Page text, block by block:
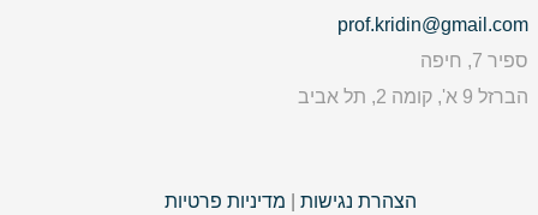
prof.kridin@gmail.com
ספיר 7, חיפה
הברזל 9 א', קומה 2, תל אביב
הצהרת נגישות מדיניות פרטיות